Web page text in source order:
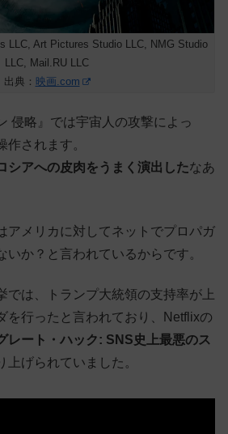
LLC, Art Pictures Studio LLC, NMG Studio
LLC, Mail.RU LLC
出典： 映画.com
侵略』では宇宙人の攻撃によっ
作されます。
シアへの皮肉をうまく演出したなあ
アメリカに対してネットでプロパガ
いか？と言われているからです。
では、トランプ大統領の支持率が上
を行ったと言われており、Netflixの
レート・ハック: SNS史上最悪のス
上げられていました。